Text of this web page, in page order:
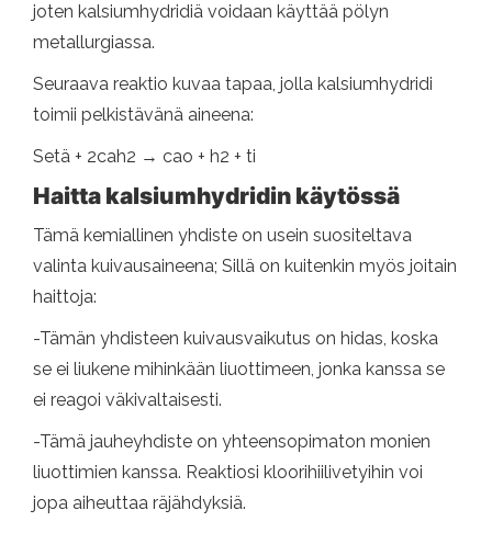
joten kalsiumhydridiä voidaan käyttää pölyn
metallurgiassa.
Seuraava reaktio kuvaa tapaa, jolla kalsiumhydridi
toimii pelkistävänä aineena:
Setä + 2cah2 → cao + h2 + ti
Haitta kalsiumhydridin käytössä
Tämä kemiallinen yhdiste on usein suositeltava
valinta kuivausaineena; Sillä on kuitenkin myös joitain
haittoja:
-Tämän yhdisteen kuivausvaikutus on hidas, koska
se ei liukene mihinkään liuottimeen, jonka kanssa se
ei reagoi väkivaltaisesti.
-Tämä jauheyhdiste on yhteensopimaton monien
liuottimien kanssa. Reaktiosi kloorihiilivetyihin voi
jopa aiheuttaa räjähdyksiä.